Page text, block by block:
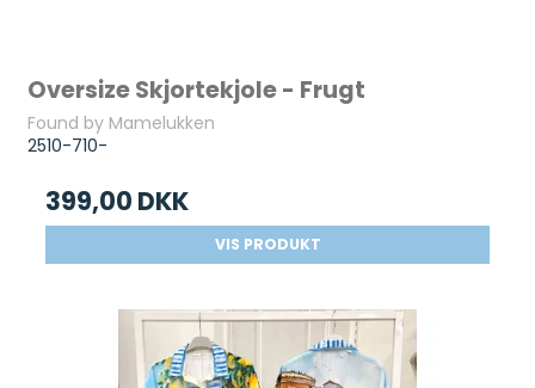
Oversize Skjortekjole - Frugt
Found by Mamelukken
2510-710-
399,00 DKK
VIS PRODUKT